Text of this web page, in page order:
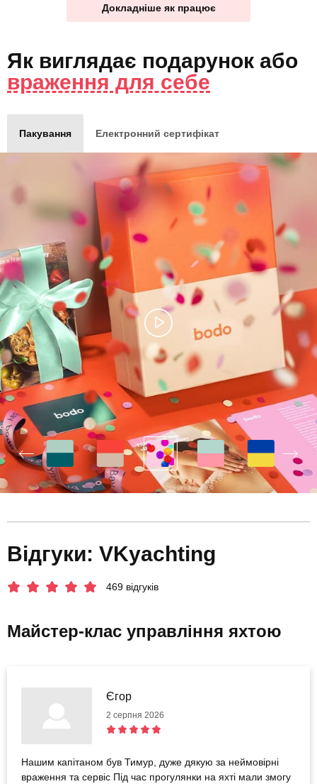
Докладніше як працює
Як виглядає подарунок або
враження для себе
Пакування Електронний сертифікат
Відгуки: VKyachting
469 відгуків
Майстер-клас управління яхтою
Єгор
2 серпня 2026
Нашим капітаном був Тимур, дуже дякую за неймовірні
враження та сервіс Під час прогулянки на яхті мали змогу